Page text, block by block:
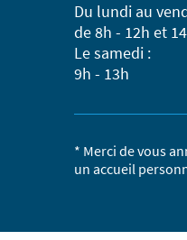
Du lundi au
de 8h - 12h et
Le samedi :
9h - 13h
* Merci de vous
un accueil